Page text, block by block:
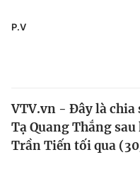
Pháp luật
Thế giới
Tin tức
Kinh tế
P.V
VTV.vn - Đây là chia
Tạ Quang Thắng
Trần Tiến tối qua